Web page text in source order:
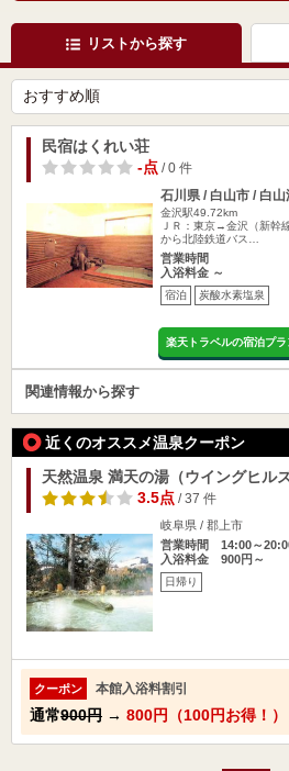
リストから探す
民宿はくれい荘
-点/ 0 件
石川県 / 白山市 / 白山
金沢駅49.72km
ＪＲ：東京→金沢（新幹
から北陸鉄道バス…
営業時間
入浴料金 ～
宿泊 炭酸水素塩泉
楽天トラベルの宿泊プラ
関連情報から探す
近くのオススメ温泉クーポン
天然温泉 満天の湯（ウイングヒル
3.5点/ 37 件
岐阜県 / 郡上市
営業時間 14:00～
入浴料金 900円～
日帰り
クーポン 本館入浴料割引
通常900円 → 800円（100円お得！）